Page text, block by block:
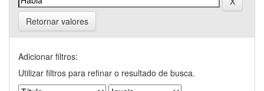
Retornar valores
Adicionar filtros:
Utilizar filtros para refinar o resultado de busca.